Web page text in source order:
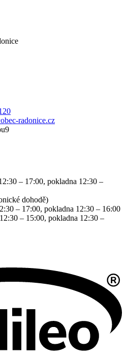
radonice.cz
– 17:00, pokladna 12:30 –
dohodě)
– 17:00, pokladna 12:30 – 16:00
– 15:00, pokladna 12:30 –